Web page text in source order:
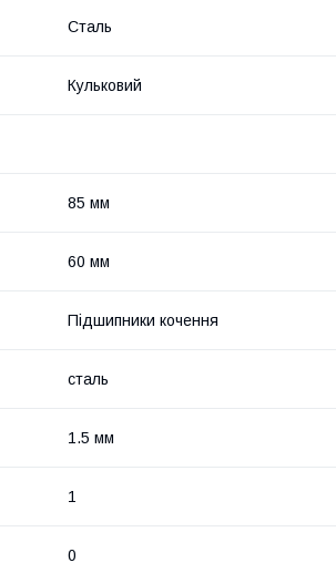
Сталь
Кульковий
85 мм
60 мм
Підшипники кочення
сталь
1.5 мм
1
0